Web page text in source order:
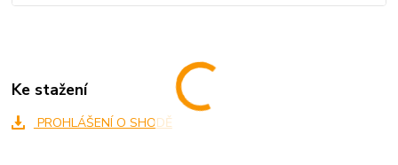
Ke stažení
PROHLÁŠENÍ O SHODĚ